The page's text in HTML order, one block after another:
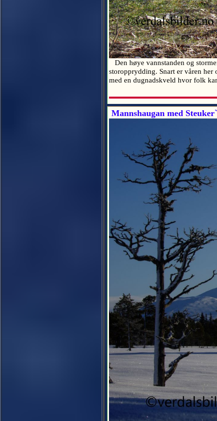
Den høye vannstanden og
storopprydding. Snart er våren
med en dugnadskveld hvor folk
Mannshaugan med